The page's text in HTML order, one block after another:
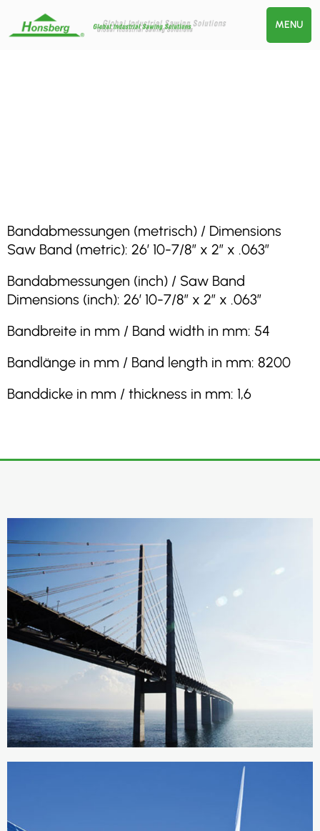
MENU
Bandabmessungen (metrisch) / Dimensions
Saw Band (metric): 26′ 10-7/8″ x 2″ x .063″
Bandabmessungen (inch) / Saw Band
Dimensions (inch): 26′ 10-7/8″ x 2″ x .063″
Bandbreite in mm / Band width in mm: 54
Bandlänge in mm / Band length in mm: 8200
Banddicke in mm / thickness in mm: 1,6